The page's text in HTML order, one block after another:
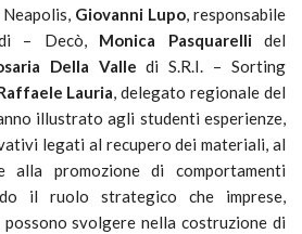
Giovanni Lupo, responsabile
– Decò, Monica Pasquarellidel
Della Valle di S.R.I. – Sorting
Lauria, delegato regionale del
illustrato agli studenti esperienze,
legati al recupero dei materiali, al
promozione di comportamenti
il ruolo strategico che imprese,
svolgere nella costruzione di